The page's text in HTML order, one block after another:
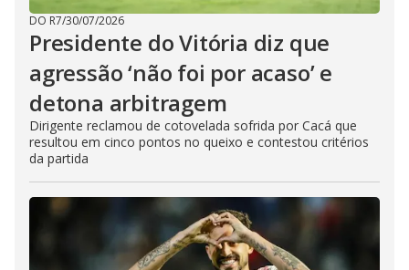
DO R7/30/07/2026
Presidente do Vitória diz que
agressão ‘não foi por acaso’ e
detona arbitragem
Dirigente reclamou de cotovelada sofrida por Cacá que
resultou em cinco pontos no queixo e contestou critérios
da partida